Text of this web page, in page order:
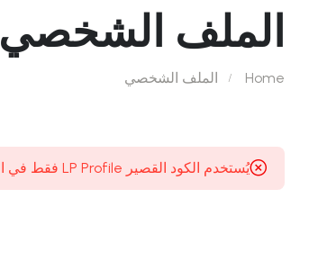
الملف الشخصي
Home الملف الشخصي
يُستخدم الكود القصير LP Profile فقط في الصفحة